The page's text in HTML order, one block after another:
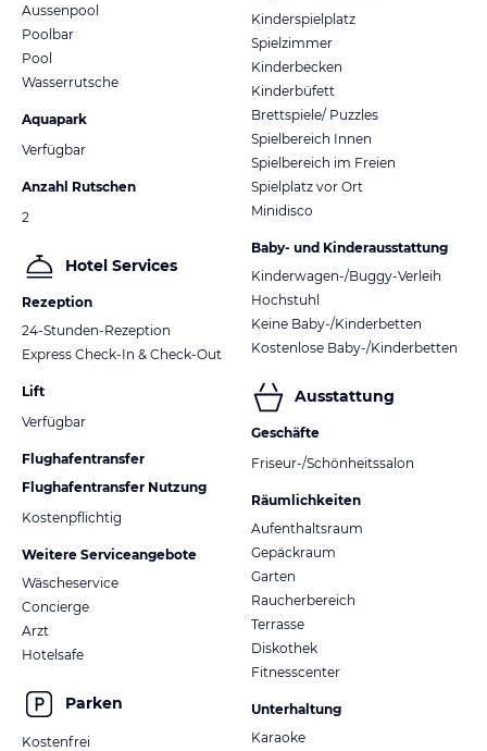
Aussenpool
Poolbar
Pool
Wasserrutsche
Aquapark
Verfügbar
Anzahl Rutschen
2
Hotel Services
Rezeption
24-Stunden-Rezeption
Express Check-In & Check-Out
Lift
Verfügbar
Flughafentransfer
Flughafentransfer Nutzung
Kostenpflichtig
Weitere Serviceangebote
Wäscheservice
Concierge
Arzt
Hotelsafe
Parken
Kostenfrei
Kinderspielplatz
Spielzimmer
Kinderbecken
Kinderbüfett
Brettspiele/ Puzzles
Spielbereich Innen
Spielbereich im Freien
Spielplatz vor Ort
Minidisco
Baby- und Kinderausstattung
Kinderwagen-/Buggy-Verleih
Hochstuhl
Keine Baby-/Kinderbetten
Kostenlose Baby-/Kinderbetten
Ausstattung
Geschäfte
Friseur-/Schönheitssalon
Räumlichkeiten
Aufenthaltsraum
Gepäckraum
Garten
Raucherbereich
Terrasse
Diskothek
Fitnesscenter
Unterhaltung
Karaoke